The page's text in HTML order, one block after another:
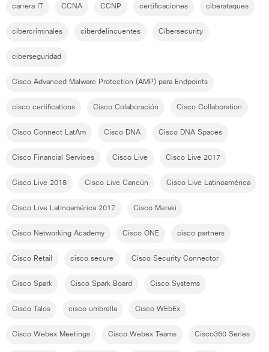
carrera IT CCNA CCNP certificaciones ciberataques
cibercriminales ciberdelincuentes Cibersecurity
ciberseguridad
Cisco Advanced Malware Protection (AMP) para Endpoints
cisco certifications Cisco Colaboración Cisco Collaboration
Cisco Connect LatAm Cisco DNA Cisco DNA Spaces
Cisco Financial Services Cisco Live Cisco Live 2017
Cisco Live 2018 Cisco Live Cancún Cisco Live Latinoamérica
Cisco Live Latinoamérica 2017 Cisco Meraki
Cisco Networking Academy Cisco ONE cisco partners
Cisco Retail cisco secure Cisco Security Connector
Cisco Spark Cisco Spark Board Cisco Systems
Cisco Talos cisco umbrella Cisco WEbEx
Cisco Webex Meetings Cisco Webex Teams Cisco360 Series